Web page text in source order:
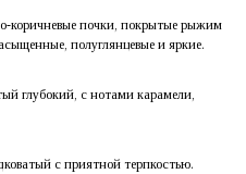
коричневые почки, покрытые рыжим
полуглянцевые и яркие.
глубокий, с нотами карамели,
с приятной терпкостью.